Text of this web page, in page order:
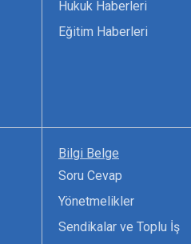
Hukuk Haberleri
Eğitim Haberleri
Bilgi Belge
Soru Cevap
Yönetmelikler
Sendikalar ve Toplu İş